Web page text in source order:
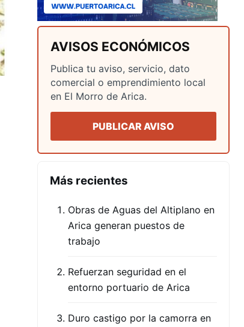
AVISOS ECONÓMICOS
Publica tu aviso, servicio, dato
comercial o emprendimiento local
en El Morro de Arica.
PUBLICAR AVISO
Más recientes
Obras de Aguas del Altiplano en
Arica generan puestos de
trabajo
Refuerzan seguridad en el
entorno portuario de Arica
Duro castigo por la camorra en